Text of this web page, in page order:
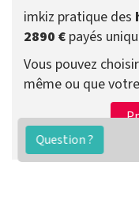
Question ?
imkiz pratique des
2890 € payés
Vous pouvez
même ou que